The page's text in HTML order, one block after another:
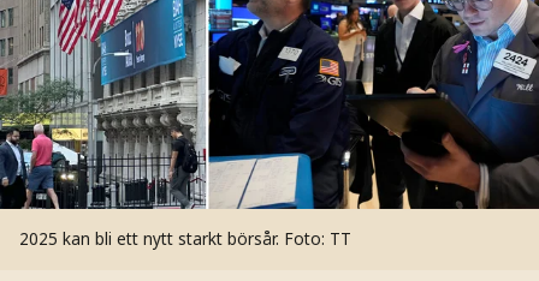
2025 kan bli ett nytt starkt börsår. Foto: TT